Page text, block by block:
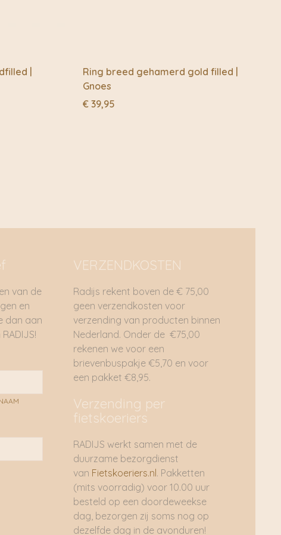
Lucie!
nog een merknaam komen voor de leesbrillen. Mr. En Mrs.
keus. Prima naam als je in de brillen zit nietwaar? Maar
|
Ring breed gehamerd gold filled |
Gnoes
€ 39,95
van de
en
dan aan
VERZENDKOSTEN
Radijs rekent boven de € 75,00
geen verzendkosten voor
verzending van producten binnen
Nederland. Onder de €75,00
rekenen we voor een
brievenbuspakje €5,70 en voor
een pakket €8,95.
Verzending per
fietskoeriers
RADIJS werkt samen met de
duurzame bezorgdienst
van Fietskoeriers.nl . Pakketten
(mits voorradig) voor 10.00 uur
besteld op een doordeweekse
dag, bezorgen zij soms nog op
dezelfde dag in de avonduren!